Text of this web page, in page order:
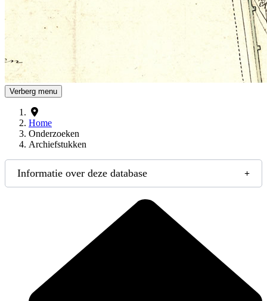
Verberg menu
Home
Onderzoeken
Archiefstukken
Informatie over deze database